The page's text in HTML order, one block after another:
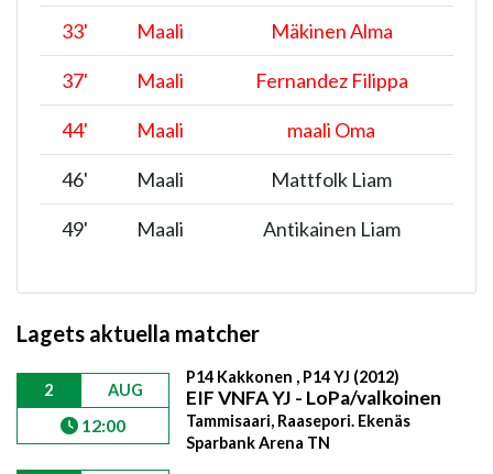
33' Maali Mäkinen Alma
37' Maali Fernandez Filippa
44' Maali maali Oma
46' Maali Mattfolk Liam
49' Maali Antikainen Liam
Lagets aktuella matcher
2 AUG
12:00
P14 Kakkonen , P14 YJ (2012)
EIF VNFA YJ - LoPa/valkoinen
Tammisaari, Raasepori. Ekenäs
Sparbank Arena TN